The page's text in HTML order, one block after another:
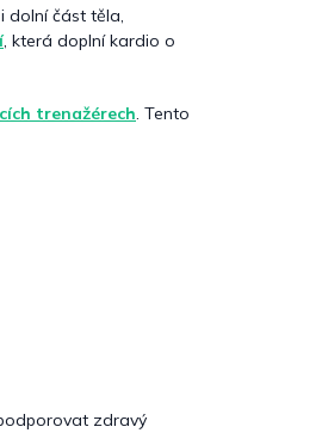
dolní část těla,
, která doplní kardio o
trenažérech. Tento
zdravý